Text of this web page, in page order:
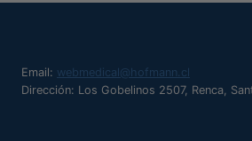
variantes.
Las
Email: webmedical@hofmann.cl
Dirección: Los Gobelinos 2507, Renca,